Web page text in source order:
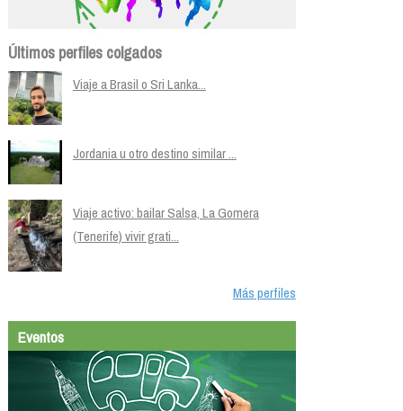
Últimos perfiles colgados
Viaje a Brasil o Sri Lanka...
Jordania u otro destino similar ...
Viaje activo: bailar Salsa, La Gomera
(Tenerife) vivir grati...
Más perfiles
Eventos